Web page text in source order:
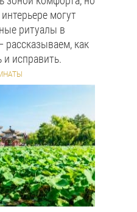
могут
ритуалы в
рассказываем, как
и исправить.